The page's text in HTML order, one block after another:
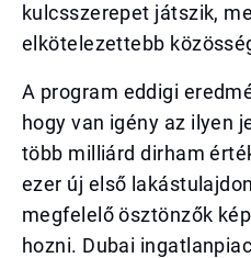
kulcsszerepet játszik,
elkötelezettebb
A program eddigi
hogy van igény az ilyen
több milliárd dirham
ezer új első
megfelelő ösztönzők
hozni. Dubai